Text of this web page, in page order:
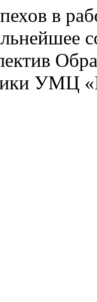
в
УМЦ